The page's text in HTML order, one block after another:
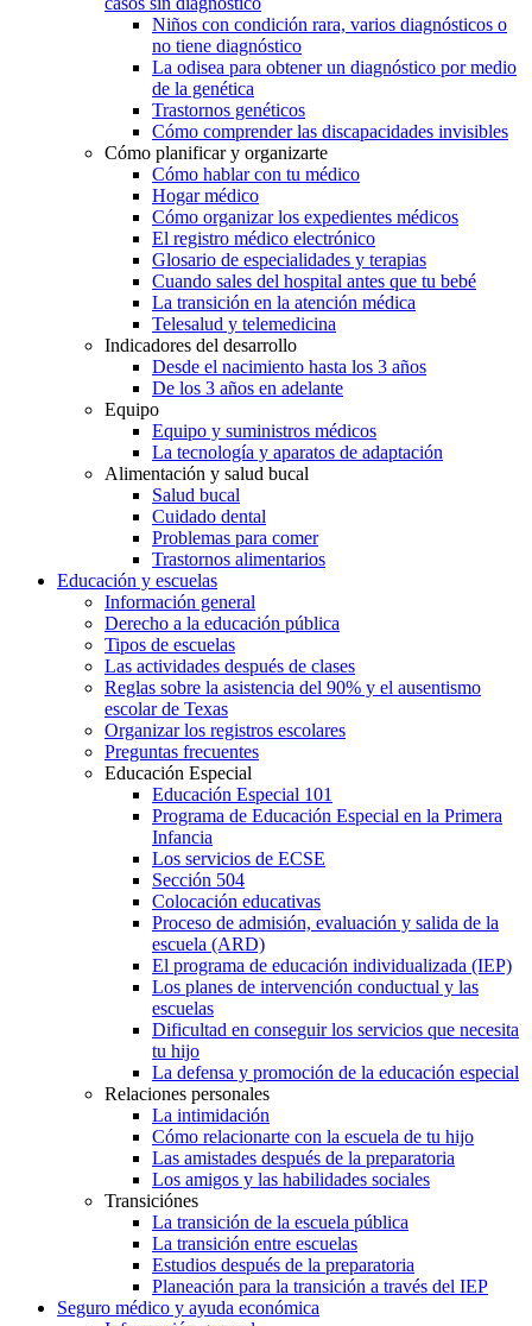
Niños con condición rara, varios diagnósticos o
no tiene diagnóstico
La odisea para obtener un diagnóstico por medio
de la genética
Trastornos genéticos
Cómo comprender las discapacidades invisibles
Cómo planificar y organizarte
Cómo hablar con tu médico
Hogar médico
Cómo organizar los expedientes médicos
El registro médico electrónico
Glosario de especialidades y terapias
Cuando sales del hospital antes que tu bebé
La transición en la atención médica
Telesalud y telemedicina
Indicadores del desarrollo
Desde el nacimiento hasta los 3 años
De los 3 años en adelante
Equipo
Equipo y suministros médicos
La tecnología y aparatos de adaptación
Alimentación y salud bucal
Salud bucal
Cuidado dental
Problemas para comer
Trastornos alimentarios
Educación y escuelas
Información general
Derecho a la educación pública
Tipos de escuelas
Las actividades después de clases
Reglas sobre la asistencia del 90% y el ausentismo
escolar de Texas
Organizar los registros escolares
Preguntas frecuentes
Educación Especial
Educación Especial 101
Programa de Educación Especial en la Primera
Infancia
Los servicios de ECSE
Sección 504
Colocación educativas
Proceso de admisión, evaluación y salida de la
escuela (ARD)
El programa de educación individualizada (IEP)
Los planes de intervención conductual y las
escuelas
Dificultad en conseguir los servicios que necesita
tu hijo
La defensa y promoción de la educación especial
Relaciones personales
La intimidación
Cómo relacionarte con la escuela de tu hijo
Las amistades después de la preparatoria
Los amigos y las habilidades sociales
Transiciónes
La transición de la escuela pública
La transición entre escuelas
Estudios después de la preparatoria
Planeación para la transición a través del IEP
Seguro médico y ayuda económica